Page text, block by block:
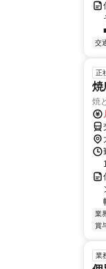
交
正
焼
焼
業
賞
業